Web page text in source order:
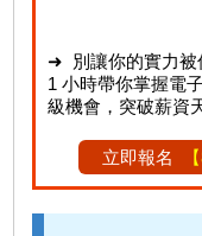
➜ 別讓你的實力被
1 小時帶你掌握電
級機會，突破薪資
立即報名